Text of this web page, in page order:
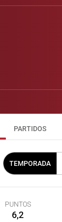
PARTIDOS
TEMPORADA
PUNTOS
6,2